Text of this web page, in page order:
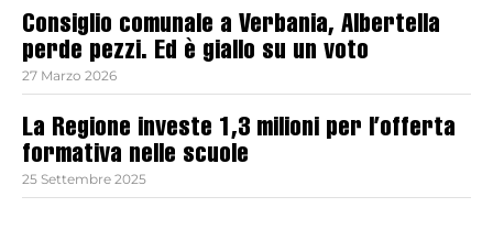
Consiglio comunale a Verbania, Albertella
perde pezzi. Ed è giallo su un voto
27 Marzo 2026
La Regione investe 1,3 milioni per l’offerta
formativa nelle scuole
25 Settembre 2025